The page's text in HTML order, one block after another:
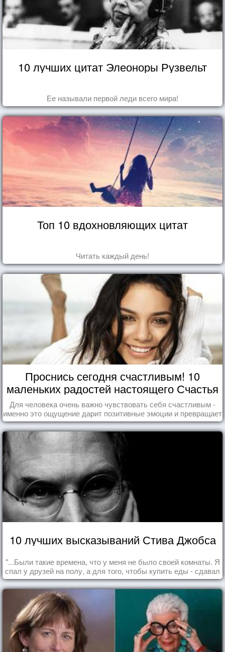
10 лучших цитат Элеоноры Рузвельт
Ее называли первой леди всего мира!
Топ 10 вдохновляющих цитат
Читать каждый день!
Проснись сегодня счастливым! 10
маленьких радостей настоящего Счастья
Для человека очень важно чувствовать себя счастливым -
именно это ощущение дарит позитивные эмоции и превращает
каждый день в маленький праздник.
10 лучших высказываний Стива Джобса
"...Были такие времена, что у меня не было своей комнаты. Я
спал у друзей на полу, а для того, чтобы купить еды - сдавал
бутылки из под кока-колы"